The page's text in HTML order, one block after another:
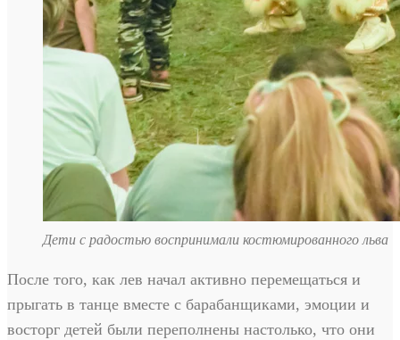
Дети с радостью воспринимали костюмированного льва
После того, как лев начал активно перемещаться и
прыгать в танце вместе с барабанщиками, эмоции и
восторг детей были переполнены настолько, что они